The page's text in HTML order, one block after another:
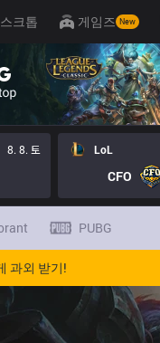
크톱 게임즈 New
8. 8. 토
LoL
CFO
PUBG
과외 받기!